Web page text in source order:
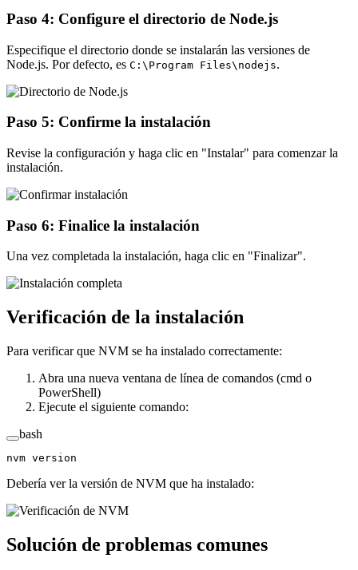
Paso 4: Configure el directorio de Node.js
Especifique el directorio donde se instalarán las versiones de
Node.js. Por defecto, es C:\Program Files\nodejs.
Paso 5: Confirme la instalación
Revise la configuración y haga clic en "Instalar" para comenzar la
instalación.
Paso 6: Finalice la instalación
Una vez completada la instalación, haga clic en "Finalizar".
Verificación de la instalación
Para verificar que NVM se ha instalado correctamente:
Abra una nueva ventana de línea de comandos (cmd o
PowerShell)
Ejecute el siguiente comando:
bash
nvm version
Debería ver la versión de NVM que ha instalado:
Solución de problemas comunes